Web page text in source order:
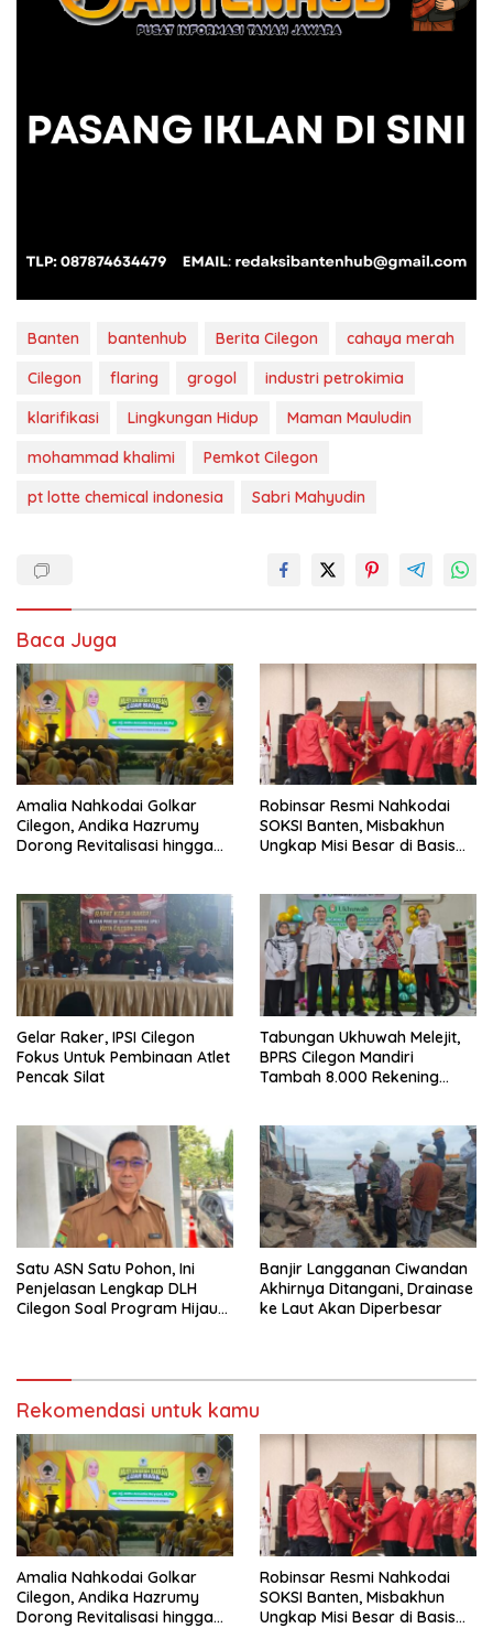
Banten bantenhub Berita Cilegon
cahaya merah
Cilegon
flaring grogol
industri petrokimia
klarifikasi
Lingkungan Hidup
Maman Mauludin
mohammad khalimi
Pemkot Cilegon
pt lotte chemical indonesia
Sabri Mahyudin
Baca Juga
Amalia Nahkodai Golkar
Cilegon, Andika Hazrumy
Dorong Revitalisasi hingga
Robinsar Resmi Nahkodai
SOKSI Banten, Misbakhun
Ungkap Misi Besar di Basis
Gelar Raker, IPSI Cilegon
Fokus Untuk Pembinaan Atlet
Pencak Silat
Tabungan Ukhuwah Melejit,
BPRS Cilegon Mandiri
Tambah 8.000 Rekening
Satu ASN Satu Pohon, Ini
Penjelasan Lengkap DLH
Cilegon Soal Program Hijau
Banjir Langganan Ciwandan
Akhirnya Ditangani, Drainase
ke Laut Akan Diperbesar
Rekomendasi untuk kamu
Amalia Nahkodai Golkar
Cilegon, Andika Hazrumy
Dorong Revitalisasi hingga
Robinsar Resmi Nahkodai
SOKSI Banten, Misbakhun
Ungkap Misi Besar di Basis